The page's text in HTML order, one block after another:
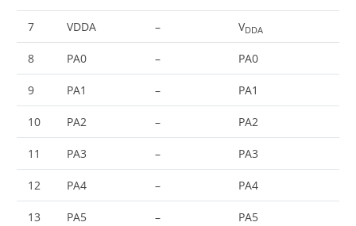
7 VDDA – VDDA
8 PA0 – PA0
9 PA1 – PA1
10 PA2 – PA2
11 PA3 – PA3
12 PA4 – PA4
13 PA5 – PA5